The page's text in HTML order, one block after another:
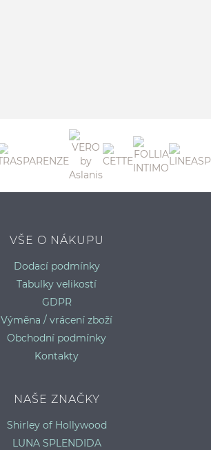
VŠE O NÁKUPU
Dodací podmínky
Tabulky velikostí
GDPR
Výměna / vrácení zboží
Obchodní podmínky
Kontakty
NAŠE ZNAČKY
Shirley of Hollywood
LUNA SPLENDIDA